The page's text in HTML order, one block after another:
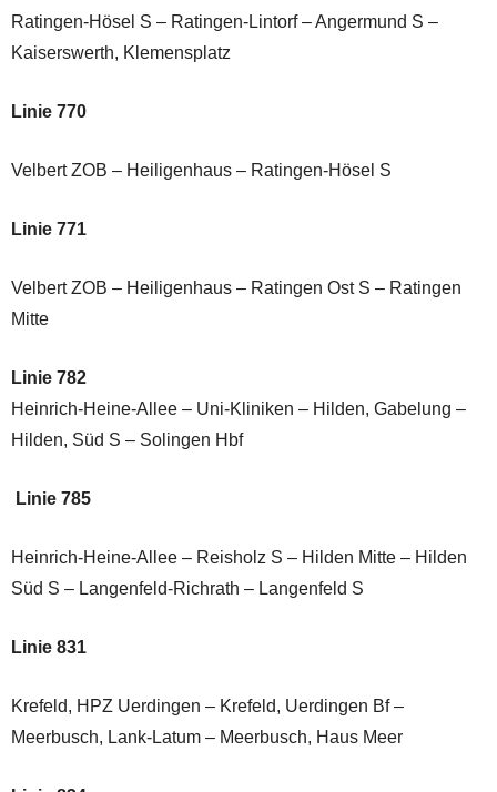
Ratingen-Hösel S – Ratingen-Lintorf – Angermund S –
Kaiserswerth, Klemensplatz
Linie 770
Velbert ZOB – Heiligenhaus – Ratingen-Hösel S
Linie 771
Velbert ZOB – Heiligenhaus – Ratingen Ost S – Ratingen
Mitte
Linie 782
Heinrich-Heine-Allee – Uni-Kliniken – Hilden, Gabelung –
Hilden, Süd S – Solingen Hbf
Linie 785
Heinrich-Heine-Allee – Reisholz S – Hilden Mitte – Hilden
Süd S – Langenfeld-Richrath – Langenfeld S
Linie 831
Krefeld, HPZ Uerdingen – Krefeld, Uerdingen Bf –
Meerbusch, Lank-Latum – Meerbusch, Haus Meer